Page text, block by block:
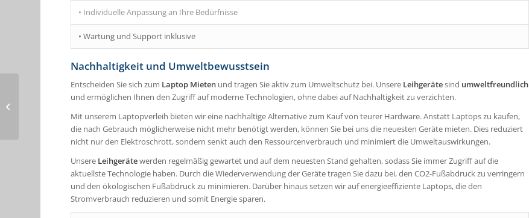
• Individuelle Anpassung an Ihre Bedürfnisse
• Wartung und Support inklusive
Nachhaltigkeit und Umweltbewusstsein
Entscheiden Sie sich zum Laptop Mieten und tragen Sie aktiv zum Umweltschutz bei. Unsere Leihgerätesind umweltfreundlich
und ermöglichen Ihnen den Zugriff auf moderne Technologien, ohne dabei auf Nachhaltigkeit zu verzichten.
Mit unserem Laptopverleih bieten wir eine nachhaltige Alternative zum Kauf von teurer Hardware. Anstatt Laptops zu kaufen,
die nach Gebrauch möglicherweise nicht mehr benötigt werden, können Sie bei uns die neuesten Geräte mieten. Dies reduziert
nicht nur den Elektroschrott, sondern senkt auch den Ressourcenverbrauch und minimiert die Umweltauswirkungen.
Unsere Leihgerätewerden regelmäßig gewartet und auf dem neuesten Stand gehalten, sodass Sie immer Zugriff auf die
aktuellste Technologie haben. Durch die Wiederverwendung der Geräte tragen Sie dazu bei, den CO2-Fußabdruck zu verringern
und den ökologischen Fußabdruck zu minimieren. Darüber hinaus setzen wir auf energieeffiziente Laptops, die den
Stromverbrauch reduzieren und somit Energie sparen.
Notebooks Mieten –
Ihre ideale Lösung für
Anforderung...